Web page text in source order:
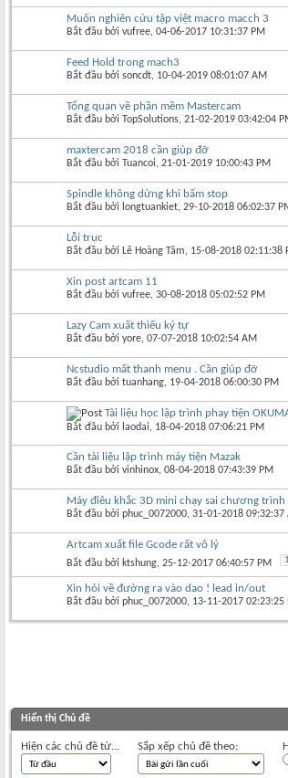
Muốn nghiên cứu tập việt macro macch 3
Bắt đầu bởi vufree‎, 04-06-2017 10:31:37 PM
Feed Hold trong mach3
Bắt đầu bởi soncdt‎, 10-04-2019 08:01:07 AM
Tổng quan về phần mềm Mastercam
Bắt đầu bởi TopSolutions‎, 21-02-2019 03:42:04
maxtercam 2018 cần giúp đỡ
Bắt đầu bởi Tuancoi‎, 21-01-2019 10:00:43 PM
Spindle không dừng khi bấm stop
Bắt đầu bởi longtuankiet‎, 29-10-2018 06:02:37
Lỗi trục
Bắt đầu bởi Lê Hoàng Tâm‎, 15-08-2018 02:11:38
Xin post artcam 11
Bắt đầu bởi vufree‎, 30-08-2018 05:02:52 PM
Lazy Cam xuất thiếu ký tự
Bắt đầu bởi yore‎, 07-07-2018 10:02:54 AM
Ncstudio mất thanh menu . Cần giúp đỡ
Bắt đầu bởi tuanhang‎, 19-04-2018 06:00:30 PM
Tài liệu học lập trình phay tiện
Bắt đầu bởi laodai‎, 18-04-2018 07:06:21 PM
Cần tài liệu lập trình máy tiện Mazak
Bắt đầu bởi vinhinox‎, 08-04-2018 07:43:39 PM
Máy điêu khắc 3D mini chạy sai chương trình
Bắt đầu bởi phuc_0072000‎, 31-01-2018 09:32:37
Artcam xuất file Gcode rất vô lý
Bắt đầu bởi ktshung‎, 25-12-2017 06:40:57 PM 1
Xin hỏi về đường ra vào dao ! lead in/out
Bắt đầu bởi phuc_0072000‎, 13-11-2017 02:23:25
Hiển thị Chủ đề
Hiện các chủ đề từ... Sắp xếp chủ đề theo: